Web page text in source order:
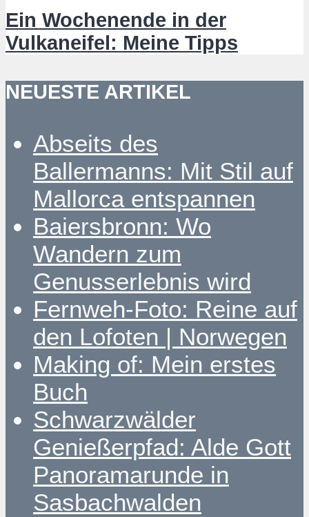
Ein Wochenende in der
Vulkaneifel: Meine Tipps
NEUESTE ARTIKEL
Abseits des
Ballermanns: Mit Stil auf
Mallorca entspannen
Baiersbronn: Wo
Wandern zum
Genusserlebnis wird
Fernweh-Foto: Reine auf
den Lofoten | Norwegen
Making of: Mein erstes
Buch
Schwarzwälder
Genießerpfad: Alde Gott
Panoramarunde in
Sasbachwalden